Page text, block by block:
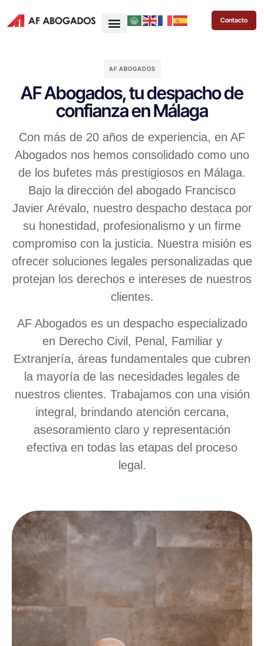
Contacto
AF ABOGADOS
AF Abogados, tu despacho de
confianza en Málaga
Con más de 20 años de experiencia, en AF
Abogados nos hemos consolidado como uno
de los bufetes más prestigiosos en Málaga.
Bajo la dirección del abogado Francisco
Javier Arévalo, nuestro despacho destaca por
su honestidad, profesionalismo y un firme
compromiso con la justicia. Nuestra misión es
ofrecer soluciones legales personalizadas que
protejan los derechos e intereses de nuestros
clientes.
AF Abogados es un despacho especializado
en Derecho Civil, Penal, Familiar y
Extranjería, áreas fundamentales que cubren
la mayoría de las necesidades legales de
nuestros clientes. Trabajamos con una visión
integral, brindando atención cercana,
asesoramiento claro y representación
efectiva en todas las etapas del proceso
legal.